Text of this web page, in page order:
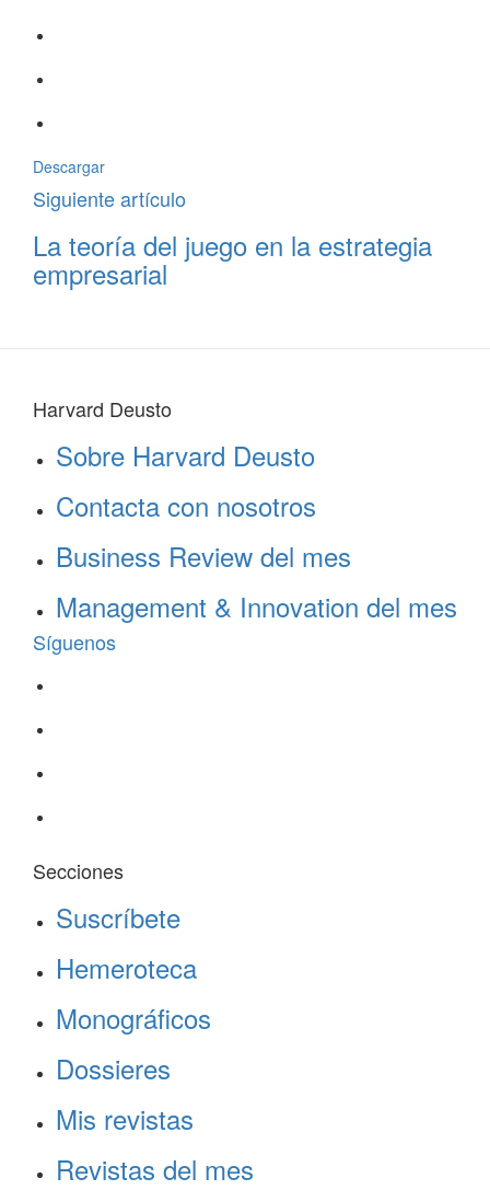
Descargar
Siguiente artículo
La teoría del juego en la estrategia
empresarial
Harvard Deusto
Sobre Harvard Deusto
Contacta con nosotros
Business Review del mes
Management & Innovation del mes
Síguenos
Secciones
Suscríbete
Hemeroteca
Monográficos
Dossieres
Mis revistas
Revistas del mes